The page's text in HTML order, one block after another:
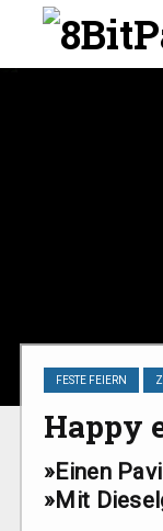
FESTE FEIERN
Happy
»Einen
»Mit